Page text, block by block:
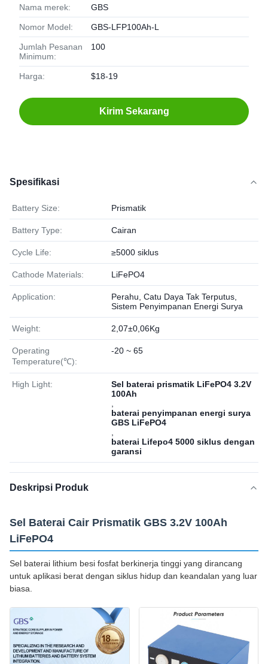
Nama merek: GBS
Nomor Model: GBS-LFP100Ah-L
Jumlah Pesanan
Minimum:
100
Harga: $18-19
Kirim Sekarang
Spesifikasi
Battery Size: Prismatik
Battery Type: Cairan
Cycle Life: ≥5000 siklus
Cathode Materials: LiFePO4
Application:
Perahu, Catu Daya Tak Terputus,
Sistem Penyimpanan Energi Surya
Weight: 2,07±0,06Kg
Operating
Temperature(℃):
-20 ~ 65
High Light:
Sel baterai prismatik LiFePO4 3.2V
100Ah
baterai penyimpanan energi surya
GBS LiFePO4
baterai Lifepo4 5000 siklus dengan
garansi
Deskripsi Produk
Sel Baterai Cair Prismatik GBS 3.2V 100Ah
LiFePO4
Sel baterai lithium besi fosfat berkinerja tinggi yang dirancang
untuk aplikasi berat dengan siklus hidup dan keandalan yang luar
biasa.